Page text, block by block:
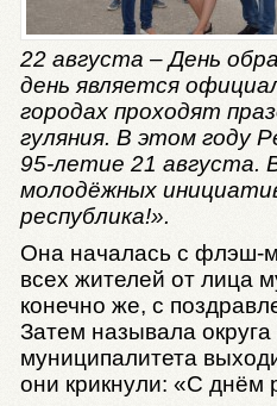
22 августа – День
день является
городах проходят
гуляния. В этом году
95-летие 21 августа.
молодёжных
республика!».
Она началась с флэш-
всех жителей от лица
конечно же, с
Затем называла
муниципалитета
они крикнули: «С днём